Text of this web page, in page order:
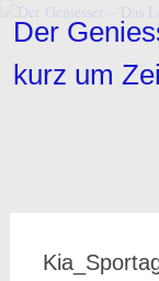
Zum
InhaltDer
kurz um